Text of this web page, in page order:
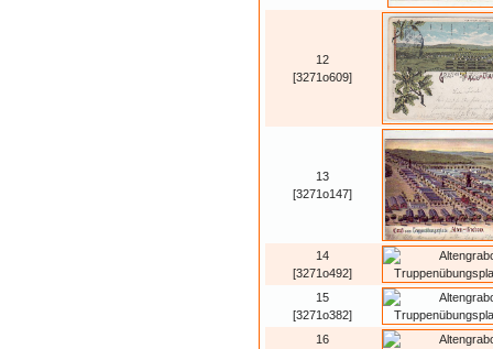
12
[3271o609]
13
[3271o147]
14
[3271o492]
15
[3271o382]
16